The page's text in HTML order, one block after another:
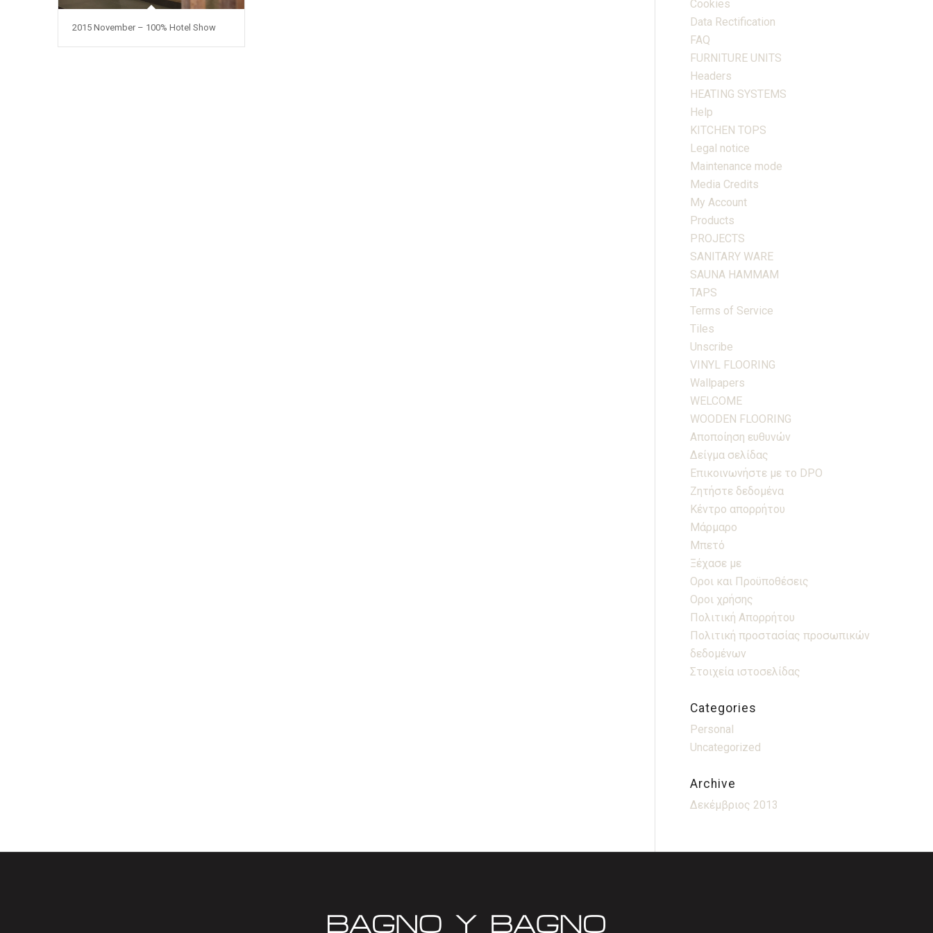
2015 November – 100% Hotel Show
Cookies
Data Rectification
FAQ
FURNITURE UNITS
Headers
HEATING SYSTEMS
Help
KITCHEN TOPS
Legal notice
Maintenance mode
Media Credits
My Account
Products
PROJECTS
SANITARY WARE
SAUNA HAMMAM
TAPS
Terms of Service
Tiles
Unscribe
VINYL FLOORING
Wallpapers
WELCOME
WOODEN FLOORING
Αποποίηση ευθυνών
Δείγμα σελίδας
Επικοινωνήστε με το DPO
Ζητήστε δεδομένα
Κέντρο απορρήτου
Μάρμαρο
Μπετό
Ξέχασε με
Οροι και Προϋποθέσεις
Οροι χρήσης
Πολιτική Απορρήτου
Πολιτική προστασίας προσωπικών
δεδομένων
Στοιχεία ιστοσελίδας
Categories
Personal
Uncategorized
Archive
Δεκέμβριος 2013